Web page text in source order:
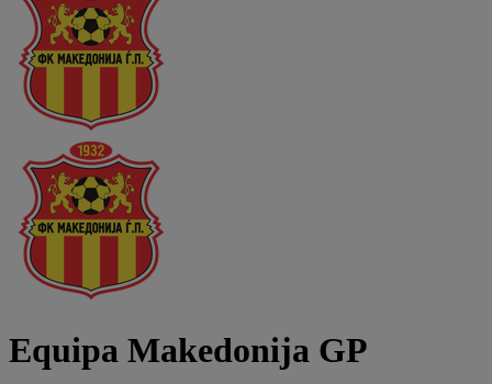
Equipa Makedonija GP